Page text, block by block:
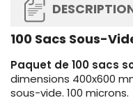
100 Sacs Sous-
Paquet de 100 sacs
dimensions 400x600
sous-vide. 100 microns.